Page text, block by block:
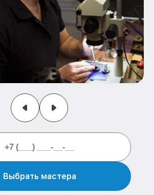
Выбрать мастера